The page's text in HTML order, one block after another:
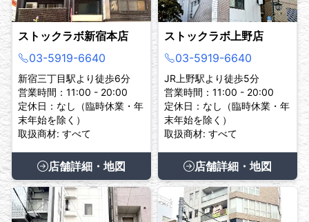
ストックラボ新宿本店
03-5919-6640
新宿三丁目駅より徒歩6分
営業時間：11:00 - 20:00
定休日：なし（臨時休業・年
末年始を除く）
取扱商材: すべて
店舗詳細・地図
ストックラボ上野店
03-5919-6640
JR上野駅より徒歩5分
営業時間：11:00 - 20:00
定休日：なし（臨時休業・年
末年始を除く）
取扱商材: すべて
店舗詳細・地図